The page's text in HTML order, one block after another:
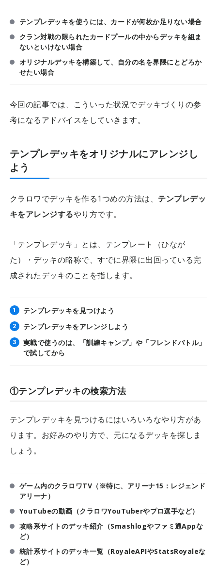
テンプレデッキを使うには、カードが何枚か足りない場合
クラン対戦の限られたカードプールの中からデッキを組ま
ないといけない場合
オリジナルデッキを構築して、自分の名を界隈にとどろか
せたい場合
今回の記事では、こういった状況でデッキづくりの参
考になるアドバイスをしていきます。
テンプレデッキをオリジナルにアレンジし
よう
クラロワでデッキを作る1つめの方法は、 テンプレデッ
キをアレンジするやり方です。
「テンプレデッキ」とは、テンプレート（ひなが
た）・デッキの略称で、すでに界隈に出回っている完
成されたデッキのことを指します。
テンプレデッキを見つけよう
テンプレデッキをアレンジしよう
実戦で使うのは、「訓練キャンプ」や「フレンドバトル」
で試してから
①テンプレデッキの検索方法
テンプレデッキを見つけるにはいろいろなやり方があ
ります。お好みのやり方で、元になるデッキを探しま
しょう。
ゲーム内のクラロワTV（※特に、アリーナ15：レジェンド
アリーナ）
YouTubeの動画（クラロワYouTuberやプロ選手など）
攻略系サイトのデッキ紹介（Smashlogやファミ通Appな
ど）
統計系サイトのデッキ一覧（RoyaleAPIやStatsRoyaleな
ど）